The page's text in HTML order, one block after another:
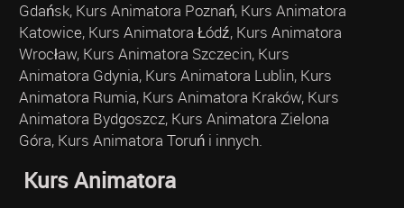
Gdańsk, Kurs Animatora Poznań, Kurs Animatora
Katowice, Kurs Animatora Łódź, Kurs Animatora
Wrocław, Kurs Animatora Szczecin, Kurs
Animatora Gdynia, Kurs Animatora Lublin, Kurs
Animatora Rumia, Kurs Animatora Kraków, Kurs
Animatora Bydgoszcz, Kurs Animatora Zielona
Góra, Kurs Animatora Toruń i innych.
Kurs Animatora